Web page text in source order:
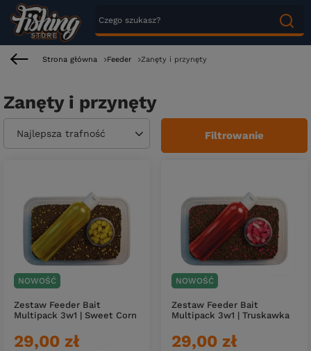
Strona główna Feeder Zanęty i przynęty
Zanęty i przynęty
Zmień sortowanie
Najlepsza trafność Filtrowanie
NOWOŚĆ
Zestaw Feeder Bait
Multipack 3w1 | Sweet Corn
29,00 zł
NOWOŚĆ
Zestaw Feeder Bait
Multipack 3w1 | Truskawka
29,00 zł